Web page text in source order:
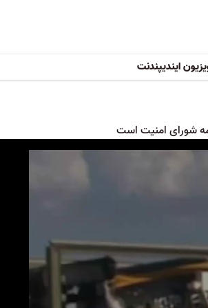
ایندیپندنت
شورای امنیت است